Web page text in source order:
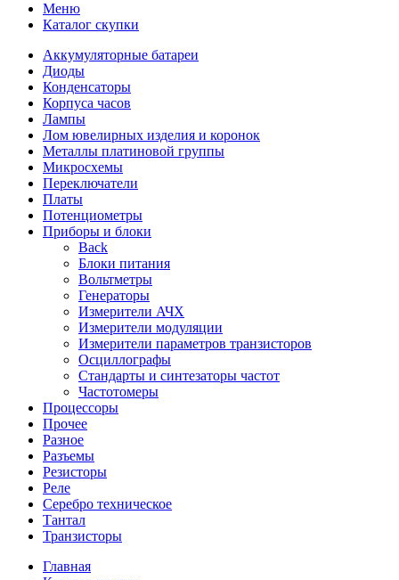
Меню
Каталог скупки
Аккумуляторные батареи
Диоды
Конденсаторы
Корпуса часов
Лампы
Лом ювелирных изделия и коронок
Металлы платиновой группы
Микросхемы
Переключатели
Платы
Потенциометры
Приборы и блоки
Back
Блоки питания
Вольтметры
Генераторы
Измерители АЧХ
Измерители модуляции
Измерители параметров транзисторов
Осциллографы
Стандарты и синтезаторы частот
Частотомеры
Процессоры
Прочее
Разное
Разъемы
Резисторы
Реле
Серебро техническое
Тантал
Транзисторы
Главная